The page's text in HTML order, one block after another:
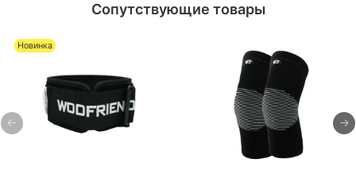
Сопутствующие товары
Новинка